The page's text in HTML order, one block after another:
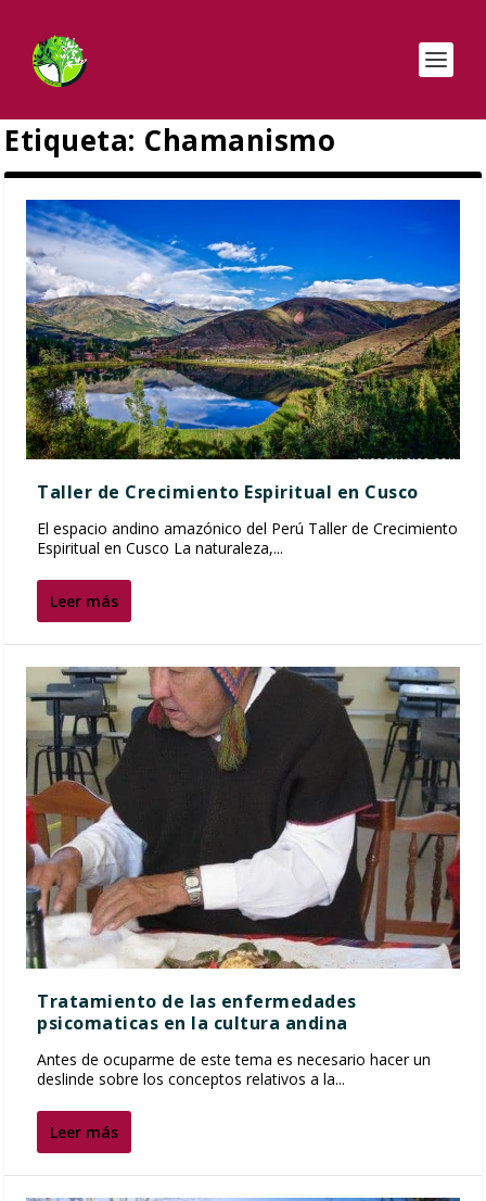
Etiqueta: Chamanismo
Taller de Crecimiento Espiritual en Cusco
El espacio andino amazónico del Perú Taller de Crecimiento
Espiritual en Cusco La naturaleza,...
Leer más
Tratamiento de las enfermedades
psicomaticas en la cultura andina
Antes de ocuparme de este tema es necesario hacer un
deslinde sobre los conceptos relativos a la...
Leer más